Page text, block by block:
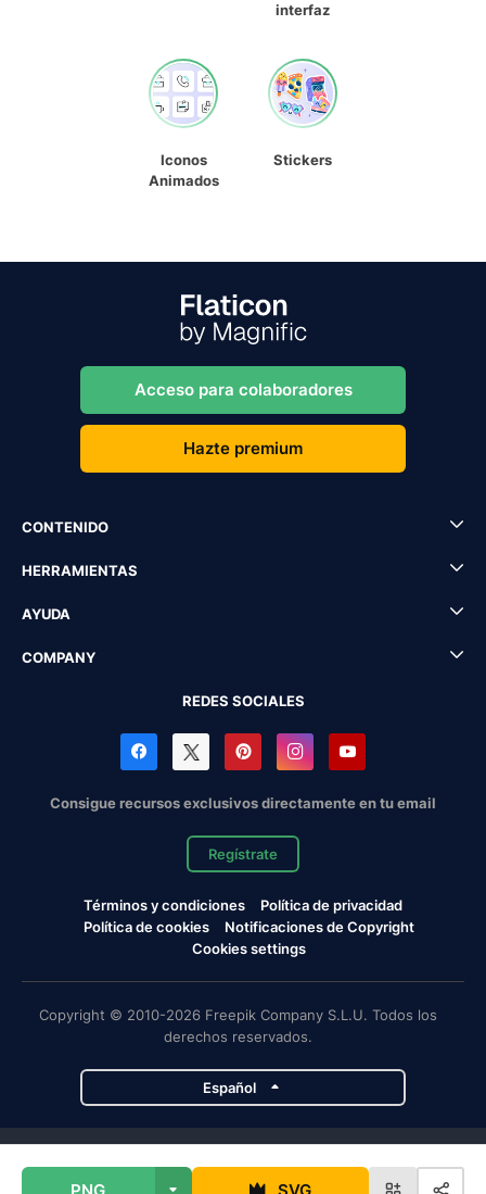
interfaz
Iconos
Animados
Stickers
Acceso para colaboradores
Hazte premium
CONTENIDO
HERRAMIENTAS
AYUDA
COMPANY
REDES SOCIALES
Consigue recursos exclusivos directamente en tu email
Regístrate
Términos y condiciones
Política de privacidad
Política de cookies
Notificaciones de Copyright
Cookies settings
Copyright © 2010-2026 Freepik Company S.L.U. Todos los
derechos reservados.
Español